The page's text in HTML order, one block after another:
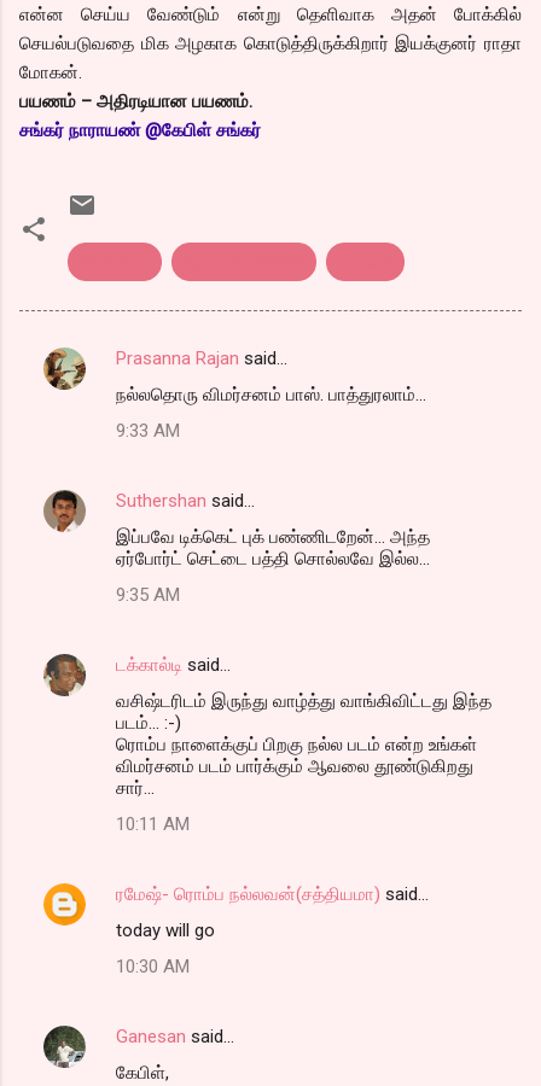
என்ன செய்ய வேண்டும் என்று தெளிவாக அதன் போக்கில்
செயல்படுவதை மிக அழகாக கொடுத்திருக்கிறார் இயக்குனர் ராதா
மோகன்.
பயணம் – அதிரடியான பயணம்.
சங்கர் நாராயண் @கேபிள் சங்கர்
C
e
Prasanna Rajan said…
நல்லதொரு விமர்சனம் பாஸ். பாத்துரலாம்...
9:33 AM
Suthershan said…
இப்பவே டிக்கெட் புக் பண்ணிடறேன்... அந்த
ஏர்போர்ட் செட்டை பத்தி சொல்லவே இல்ல...
9:35 AM
டக்கால்டி said…
வசிஷ்டரிடம் இருந்து வாழ்த்து வாங்கிவிட்டது இந்த
படம்... :-)
ரொம்ப நாளைக்குப் பிறகு நல்ல படம் என்ற உங்கள்
விமர்சனம் படம் பார்க்கும் ஆவலை தூண்டுகிறது
சார்...
10:11 AM
ரமேஷ்- ரொம்ப நல்லவன்(சத்தியமா) said…
today will go
10:30 AM
Ganesan said…
கேபிள்,